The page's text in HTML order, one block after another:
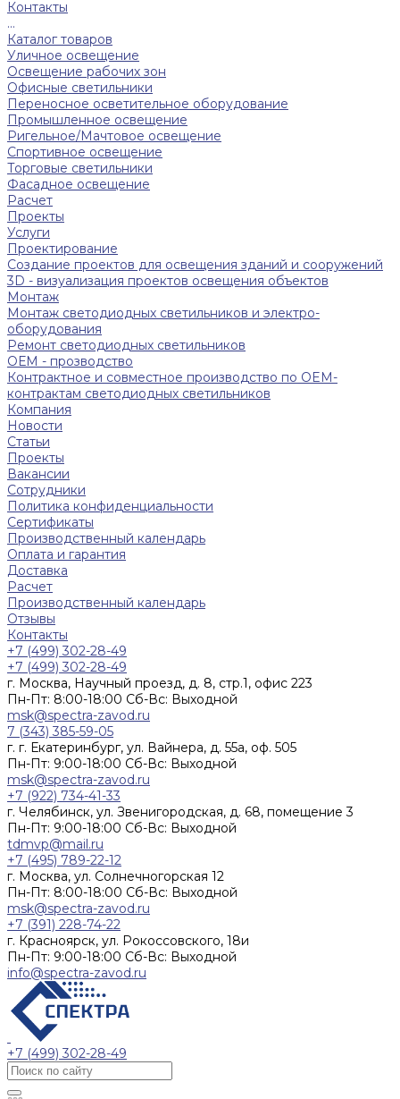
Контакты
...
Каталог товаров
Уличное освещение
Освещение рабочих зон
Офисные светильники
Переносное осветительное оборудование
Промышленное освещение
Ригельное/Мачтовое освещение
Спортивное освещение
Торговые светильники
Фасадное освещение
Расчет
Проекты
Услуги
Проектирование
Создание проектов для освещения зданий и сооружений
3D - визуализация проектов освещения объектов
Монтаж
Монтаж светодиодных светильников и электро-
оборудования
Ремонт светодиодных светильников
ОЕМ - прозводство
Контрактное и совместное производство по OEM-
контрактам светодиодных светильников
Компания
Новости
Статьи
Проекты
Вакансии
Сотрудники
Политика конфиденциальности
Сертификаты
Производственный календарь
Оплата и гарантия
Доставка
Расчет
Производственный календарь
Отзывы
Контакты
+7 (499) 302-28-49
+7 (499) 302-28-49
г. Москва, Научный проезд, д. 8, стр.1, офис 223
Пн-Пт: 8:00-18:00 Cб-Вс: Выходной
msk@spectra-zavod.ru
7 (343) 385-59-05
г. г. Екатеринбург, ул. Вайнера, д. 55а, оф. 505
Пн-Пт: 9:00-18:00 Cб-Вс: Выходной
msk@spectra-zavod.ru
+7 (922) 734-41-33
г. Челябинск, ул. Звенигородская, д. 68, помещение 3
Пн-Пт: 9:00-18:00 Cб-Вс: Выходной
tdmvp@mail.ru
+7 (495) 789-22-12
г. Москва, ул. Солнечногорская 12
Пн-Пт: 8:00-18:00 Cб-Вс: Выходной
msk@spectra-zavod.ru
+7 (391) 228-74-22
г. Красноярск, ул. Рокоссовского, 18и
Пн-Пт: 9:00-18:00 Cб-Вс: Выходной
info@spectra-zavod.ru
+7 (499) 302-28-49